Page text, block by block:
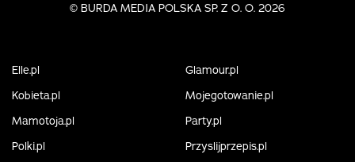
© BURDA MEDIA POLSKA SP. Z O. O. 2026
Elle.pl
Glamour.pl
Kobieta.pl
Mojegotowanie.pl
Mamotoja.pl
Party.pl
Polki.pl
Przyslijprzepis.pl